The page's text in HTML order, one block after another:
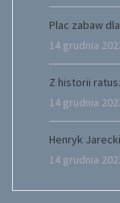
Plac zabaw
14 grudnia
Z historii
14 grudnia
Henryk
14 grudnia